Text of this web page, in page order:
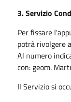
3. Servizio
Per fissare
potrà rivolgere
Al numero
con: geom.
Il Servizio si